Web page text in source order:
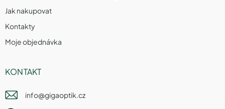
Jak nakupovat
Kontakty
Moje objednávka
KONTAKT
info@gigaoptik.cz